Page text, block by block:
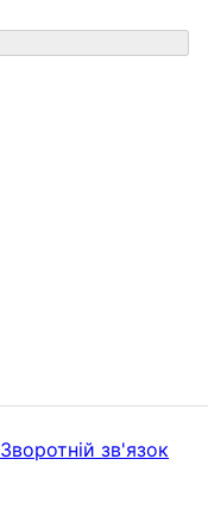
Зворотній зв'язок